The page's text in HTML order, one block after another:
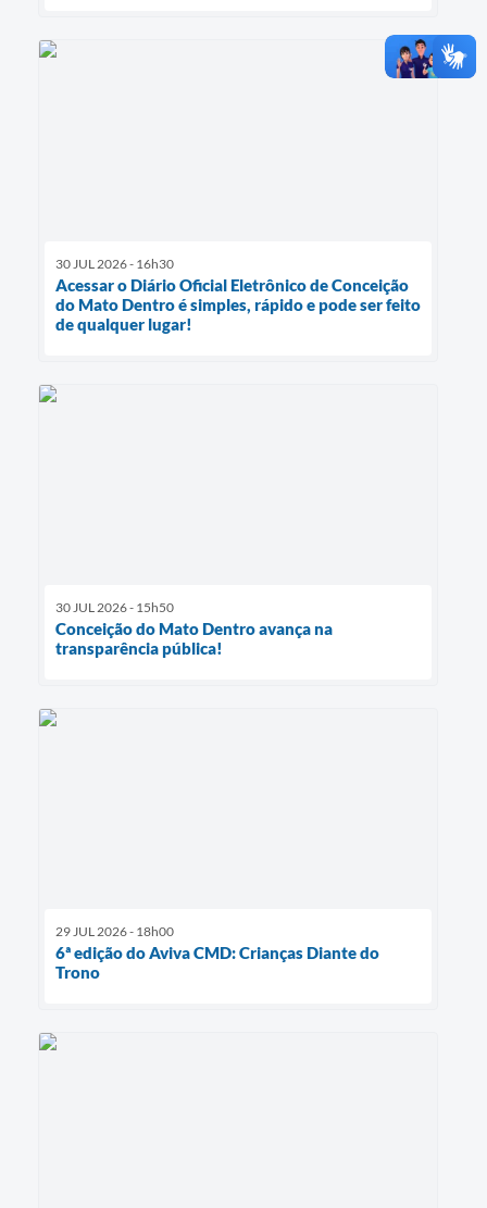
30 JUL 2026 - 16h30
Acessar o Diário Oficial Eletrônico de Conceição
do Mato Dentro é simples, rápido e pode ser feito
de qualquer lugar!
30 JUL 2026 - 15h50
Conceição do Mato Dentro avança na
transparência pública!
29 JUL 2026 - 18h00
6ª edição do Aviva CMD: Crianças Diante do
Trono